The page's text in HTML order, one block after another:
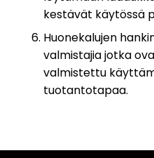
kestävät käytössä
Huonekalujen
valmistajia jotka
valmistettu
tuotantotapaa.